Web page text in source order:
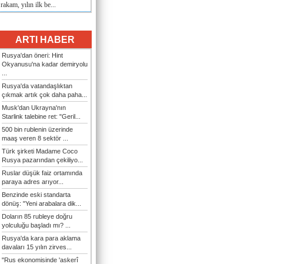
rakam, yılın ilk be...
ARTI HABER
Rusya'dan öneri: Hint
Okyanusu'na kadar demiryolu
Rusya'da vatandaşlıktan
çıkmak artık çok daha paha...
Musk'dan Ukrayna'nın
Starlink talebine ret: "Geril...
500 bin rublenin üzerinde
maaş veren 8 sektör ...
Türk şirketi Madame Coco
Rusya pazarından çekiliyo...
Ruslar düşük faiz ortamında
paraya adres arıyor...
Benzinde eski standarta
dönüş: "Yeni arabalara dik...
Doların 85 rubleye doğru
yolculuğu başladı mı? ...
Rusya'da kara para aklama
davaları 15 yılın zirves...
"Rus ekonomisinde 'askerî